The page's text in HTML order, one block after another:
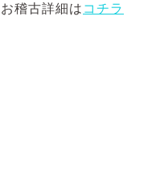
お稽古詳細は コチラ